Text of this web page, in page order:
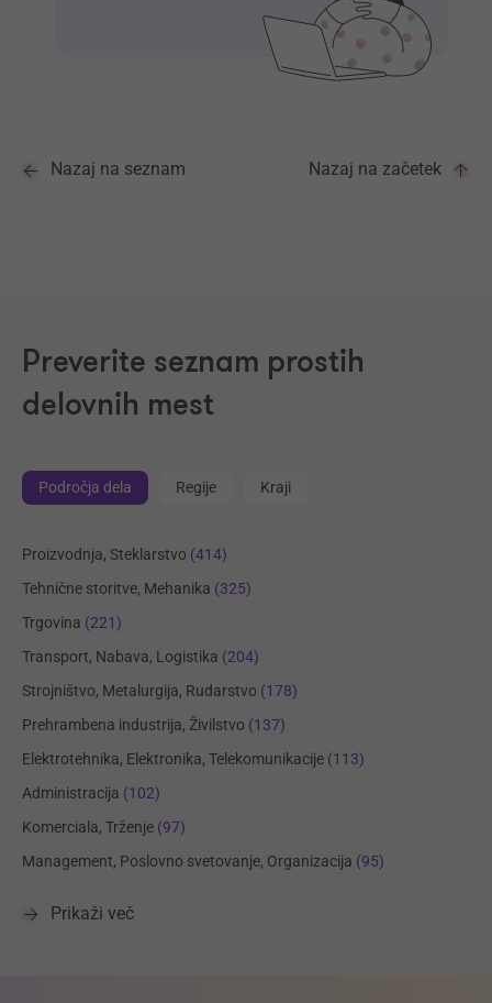
Nazaj na seznam Nazaj na začetek
Preverite seznam prostih
delovnih mest
Področja dela Regije Kraji
Proizvodnja, Steklarstvo (414)
Tehnične storitve, Mehanika (325)
Trgovina (221)
Transport, Nabava, Logistika (204)
Strojništvo, Metalurgija, Rudarstvo (178)
Prehrambena industrija, Živilstvo (137)
Elektrotehnika, Elektronika, Telekomunikacije (113)
Administracija (102)
Komerciala, Trženje (97)
Management, Poslovno svetovanje, Organizacija (95)
Prikaži več